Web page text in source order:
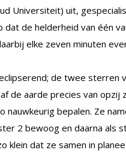
Universiteit) uit,
dat de helderheid van één
elke zeven minuten
de twee
de aarde precies van
nauwkeurig bepalen. Ze
2 bewoog en daarna als
klein dat ze samen in